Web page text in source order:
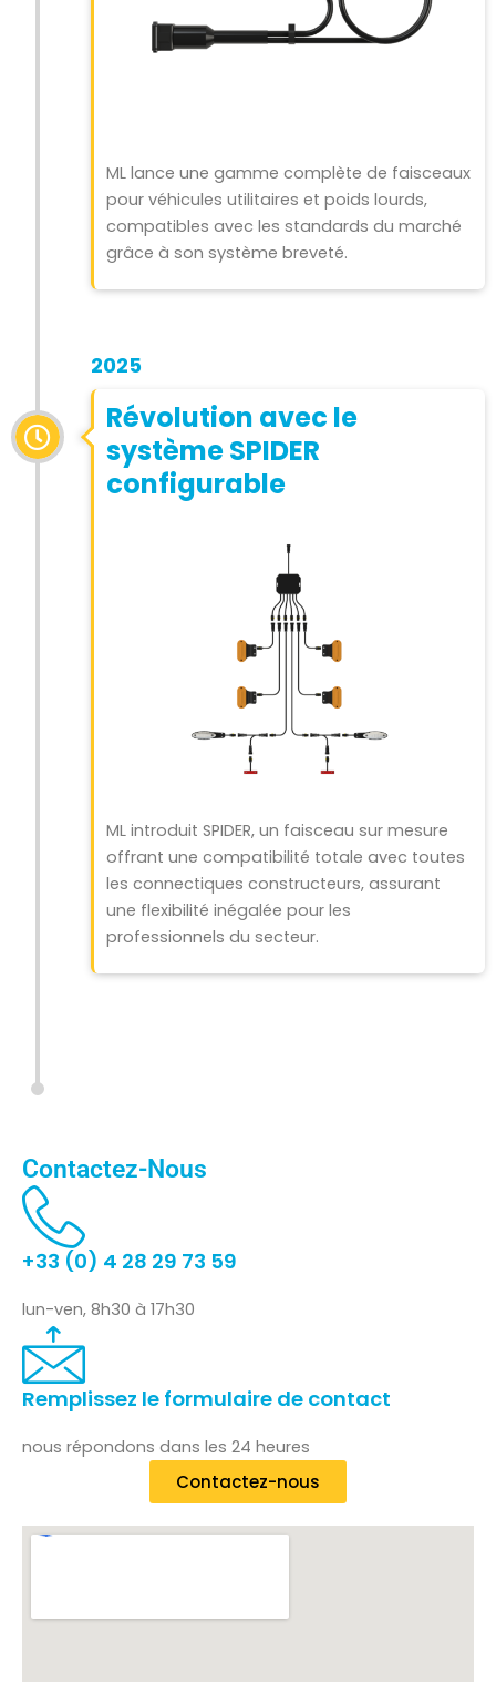
ML lance une gamme complète de faisceaux
pour véhicules utilitaires et poids lourds,
compatibles avec les standards du marché
grâce à son système breveté.
2025
Révolution avec le
système SPIDER
configurable
ML introduit SPIDER, un faisceau sur mesure
offrant une compatibilité totale avec toutes
les connectiques constructeurs, assurant
une flexibilité inégalée pour les
professionnels du secteur.
Contactez-Nous
+33 (0) 4 28 29 73 59
lun-ven, 8h30 à 17h30
Remplissez le formulaire de contact
nous répondons dans les 24 heures
Contactez-nous